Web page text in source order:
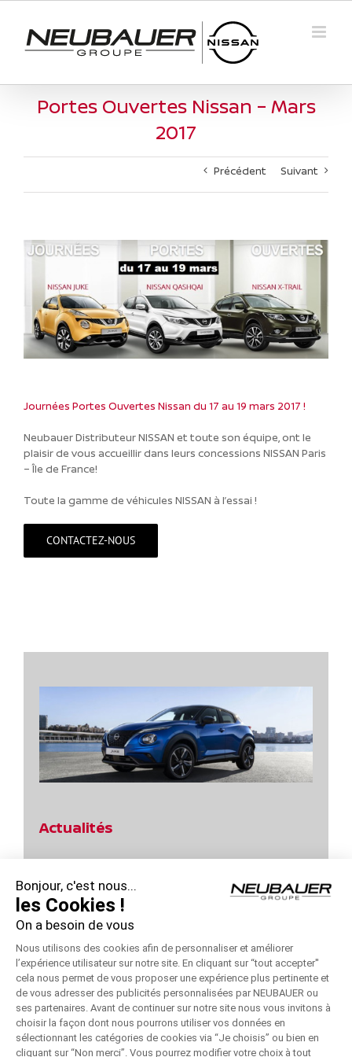
contenu
Portes Ouvertes Nissan – Mars
2017
Précédent Suivant
Journées Portes Ouvertes Nissan du 17 au 19 mars 2017 !
Neubauer Distributeur NISSAN et toute son équipe, ont le
plaisir de vous accueillir dans leurs concessions NISSAN Paris
– Île de France!
Toute la gamme de véhicules NISSAN à l’essai !
CONTACTEZ-NOUS
Actualités
Profitez des Jours Hybrides Nissan !
Profitez des Jours Hybrides Nissan !
Jours Power d’Achats Nissan – Remise 10000 €
Jours Power d’Achats Nissan !
Bonjour, c'est nous...
les Cookies !
On a besoin de vous
Nous utilisons des cookies afin de personnaliser et améliorer
l’expérience utilisateur sur notre site. En cliquant sur “tout accepter''
cela nous permet de vous proposer une expérience plus pertinente et
de vous adresser des publicités personnalisées par NEUBAUER ou
ses partenaires. Avant de continuer sur notre site nous vous invitons à
choisir la façon dont nous pourrons utiliser vos données en
sélectionnant les catégories de cookies via “Je choisis” ou bien en
cliquant sur “Non merci”. Vous pourrez modifier votre choix à tout